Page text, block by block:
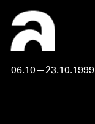
06.10—23.10.1999